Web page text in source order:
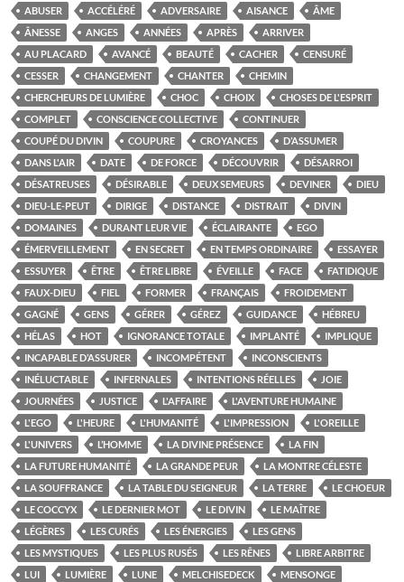
ABUSER ACCÉLÉRÉ ADVERSAIRE AISANCE
ÂME
ÂNESSE
ANGES ANNÉES APRÈS
ARRIVER
AU PLACARD
AVANCÉ BEAUTÉ CACHER
CENSURÉ
CESSER
CHANGEMENT CHANTER
CHEMIN
CHERCHEURS DE LUMIÈRE
CHOC CHOIX
CHOSES DE L'ESPRIT
COMPLET
CONSCIENCE COLLECTIVE
CONTINUER
COUPÉ DU DIVIN
COUPURE CROYANCES
D’ASSUMER
DANS L'AIR
DATE DE FORCE DÉCOUVRIR
DÉSARROI
DÉSATREUSES
DÉSIRABLE DEUX SEMEURS DEVINER
DIEU
DIEU-LE-PEUT
DIRIGE DISTANCE DISTRAIT
DIVIN
DOMAINES
DURANT LEUR VIE ÉCLAIRANTE
EGO
ÉMERVEILLEMENT
EN SECRET EN TEMPS ORDINAIRE
ESSAYER
ESSUYER
ÊTRE ÊTRE LIBRE ÉVEILLE FACE
FATIDIQUE
FAUX-DIEU
FIEL FORMER FRANÇAIS
FROIDEMENT
GAGNÉ
GENS GÉRER GÉREZ GUIDANCE
HÉBREU
HÉLAS
HOT IGNORANCE TOTALE IMPLANTÉ
IMPLIQUE
INCAPABLE D’ASSURER
INCOMPÉTENT
INCONSCIENTS
INÉLUCTABLE
INFERNALES INTENTIONS RÉELLES
JOIE
JOURNÉES
JUSTICE L'AFFAIRE
L'AVENTURE HUMAINE
L'EGO
L'HEURE L'HUMANITÉ L'IMPRESSION
L'OREILLE
L'UNIVERS
L’HOMME LA DIVINE PRÉSENCE
LA FIN
LA FUTURE HUMANITÉ
LA GRANDE PEUR
LA MONTRE CÉLESTE
LA SOUFFRANCE
LA TABLE DU SEIGNEUR LA TERRE
LE CHOEUR
LE COCCYX
LE DERNIER MOT LE DIVIN
LE MAÎTRE
LÉGÈRES
LES CURÉS LES ÉNERGIES
LES GENS
LES MYSTIQUES
LES PLUS RUSÉS LES RÊNES
LIBRE ARBITRE
LUI
LUMIÈRE LUNE MELCHISEDECK
MENSONGE